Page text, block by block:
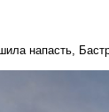
напасть,